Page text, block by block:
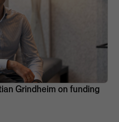
Grindheim on funding